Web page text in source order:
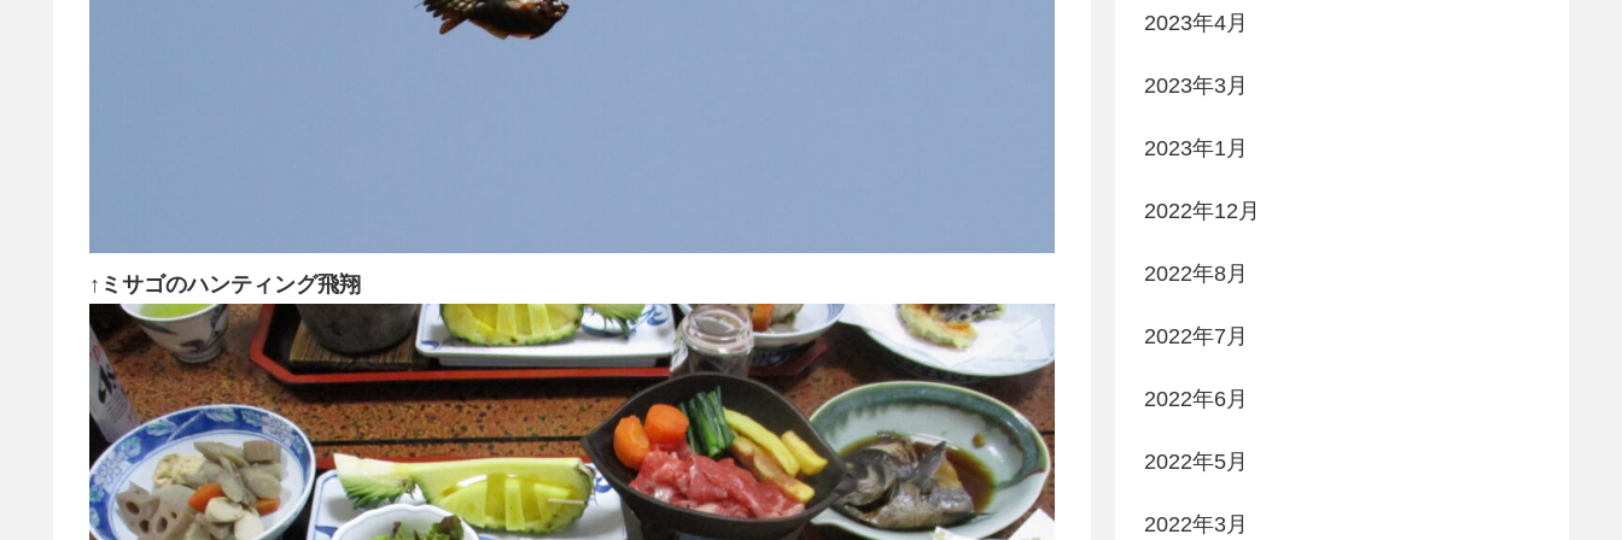
↑ミサゴのハンティング飛翔
2023年4月
2023年3月
2023年1月
2022年12月
2022年8月
2022年7月
2022年6月
2022年5月
2022年3月